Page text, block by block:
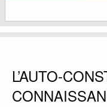
L’AUTO-